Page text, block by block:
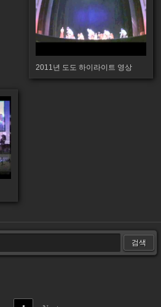
2011년 도도 하이라이트 영상
검색